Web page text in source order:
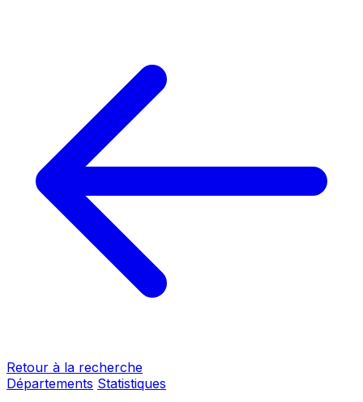
Retour à la recherche
Départements Statistiques